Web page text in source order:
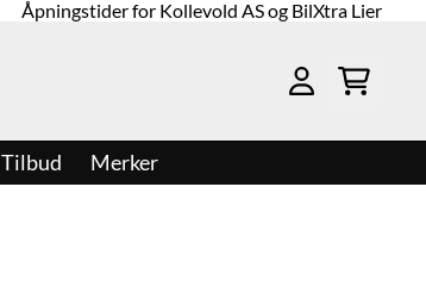
Åpningstider for Kollevold AS og BilXtra Lier
Tilbud Merker